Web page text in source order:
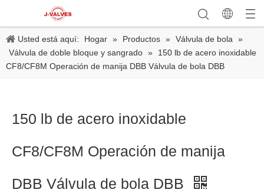
Usted está aquí: Hogar » Productos » Válvula de bola
»
Válvula de doble bloque y sangrado »
150 lb de acero inoxidable
CF8/CF8M Operación de manija DBB Válvula de bola DBB
150 lb de acero inoxidable
CF8/CF8M Operación de manija
DBB Válvula de bola DBB